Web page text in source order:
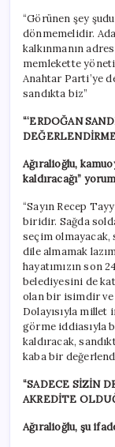
“Görünen şey
dönmemelidir.
kalkınmanın
memlekette
Anahtar Parti’ye
sandıkta biz”
“‘ERDOĞAN
Ağıralioğlu,
kaldıracağı”
“Sayın Recep
biridir. Sağda
seçim olmayacak,
dile almamak
hayatımızın son
belediyesini de
olan bir isimdir ve
Dolayısıyla
görme iddiasıyla
kaldıracak,
kaba bir
“SADECE SİZİN
AKREDİTE
Ağıralioğlu, şu